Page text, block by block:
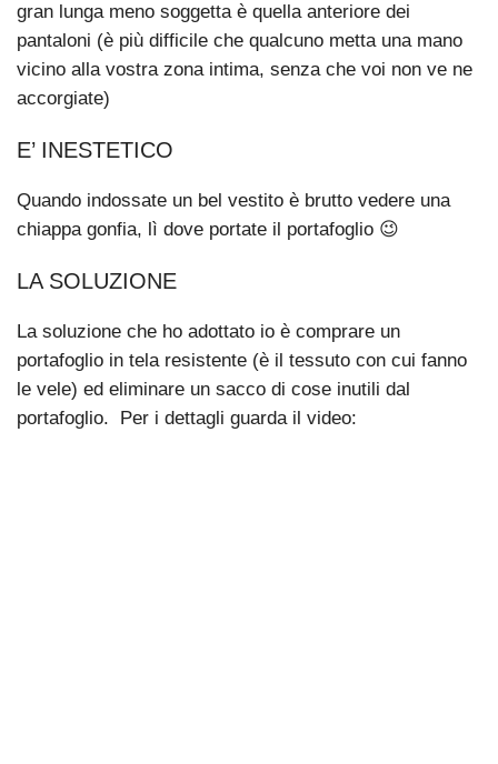
gran lunga meno soggetta è quella anteriore dei
pantaloni (è più difficile che qualcuno metta una mano
vicino alla vostra zona intima, senza che voi non ve ne
accorgiate)
E’ INESTETICO
Quando indossate un bel vestito è brutto vedere una
chiappa gonfia, lì dove portate il portafoglio 😉
LA SOLUZIONE
La soluzione che ho adottato io è comprare un
portafoglio in tela resistente (è il tessuto con cui fanno
le vele) ed eliminare un sacco di cose inutili dal
portafoglio. Per i dettagli guarda il video: